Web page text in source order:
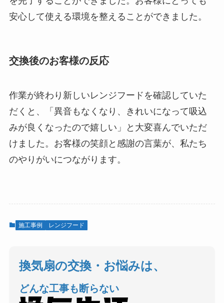
安心して使える環境を整えることができました。
交換後のお客様の反応
作業が終わり新しいレンジフードを確認していた
だくと、「異音もなくなり、きれいになって吸込
みが良くなったので嬉しい」と大変喜んでいただ
けました。お客様の笑顔と感謝の言葉が、私たち
のやりがいにつながります。
施工事例 レンジフード
換気扇の交換・お悩みは、
どんな工事も断らない